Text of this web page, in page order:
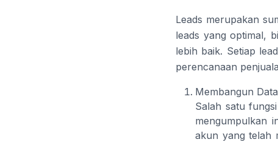
Leads merupakan
leads yang optimal,
lebih baik. Setiap
perencanaan
Membangun
Salah satu
mengumpulkan
akun yang telah